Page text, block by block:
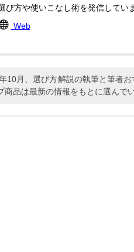
び方や使いこなし術を発信してい
Web
10月、選び方解説の執筆と筆者
品は最新の情報をもとに選んでい